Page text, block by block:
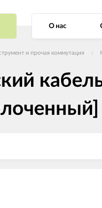
О нас
и прочая коммутация